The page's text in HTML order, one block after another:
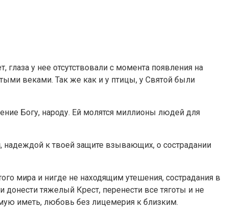
у нее отсутствовали с момента появления на
веками. Так же как и у птицы, у Святой были
Богу, народу. Ей молятся миллионы людей для
к твоей защите взывающих, о сострадании
мира и нигде не находящим утешения, сострадания в
тяжелый Крест, перенести все тяготы и не
иметь, любовь без лицемерия к близким.